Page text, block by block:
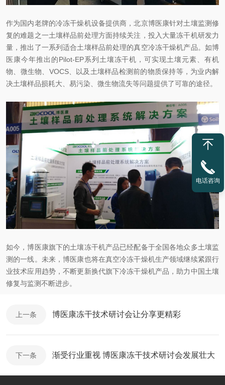
作为国内老牌的冷冻干燥机设备提供商，北京博医康针对土壤监测修
复的难题之一土壤样品前处理方面持续关注，投入大量冻干机研发力
量，推出了一系列适合土壤样品前处理的真空冷冻干燥机产品。如博
医康今年推出的Pilot-EP系列土壤冻干机，可实现土壤元素、有机
物、微生物、VOCS、以及土壤样品检测前的物质保持等，为业内解
决土壤样品损耗大、易污染、微生物流失等问题提供了可靠的途径。
如今，博医康旗下的土壤冻干机产品已经配备于全国各地众多土壤监
测的一线。未来，博医康也将在真空冷冻干燥机生产领域继续紧跟行
业技术应用趋势，不断更新换代旗下冷冻干燥机产品，助力中国土壤
修复与监测不断进步。
上一条 博医康冻干技术研讨会让分享更精彩
下一条 渐受行业重视 博医康冻干技术研讨会发展壮大
电话咨询